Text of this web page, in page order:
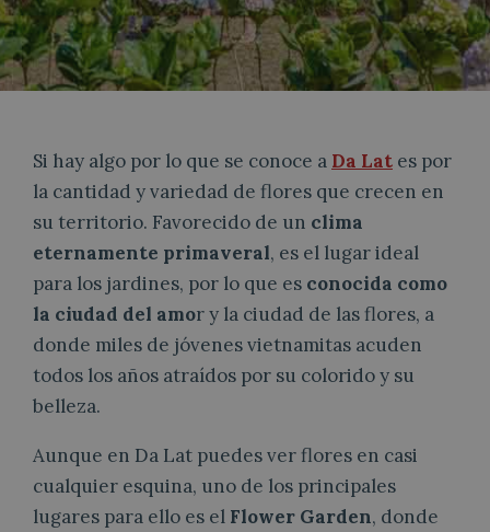
Si hay algo por lo que se conoce a Da Lat es por
la cantidad y variedad de flores que crecen en
su territorio. Favorecido de un clima
eternamente primaveral, es el lugar ideal
para los jardines, por lo que es conocida como
la ciudad del amor y la ciudad de las flores, a
donde miles de jóvenes vietnamitas acuden
todos los años atraídos por su colorido y su
belleza.
Aunque en Da Lat puedes ver flores en casi
cualquier esquina, uno de los principales
lugares para ello es el Flower Garden, donde